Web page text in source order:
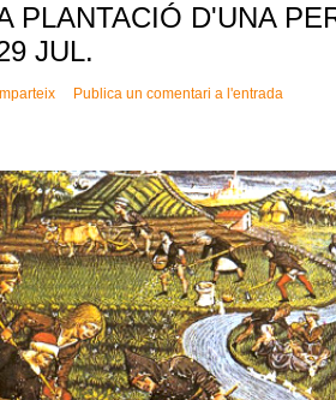
PLANTACIÓ D'UNA
JUL.
Publica un comentari a l'entrada